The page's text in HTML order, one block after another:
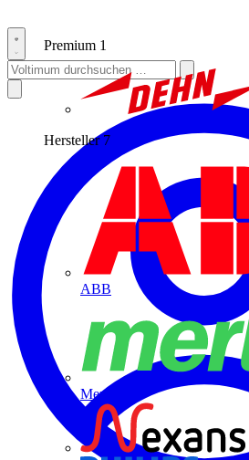
Premium 1
Hersteller 7
ABB
Merten